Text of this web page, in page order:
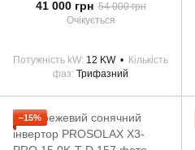
41 000 грн 54 000 грн
Очікується
Потужність kW 12 KW
Кількість
фаз Трифазний
−15%